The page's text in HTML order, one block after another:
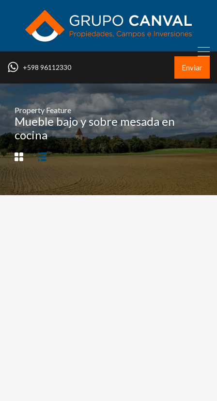
+598 96112330 Enviar
Property Feature
Mueble bajo y sobre mesada en
cocina